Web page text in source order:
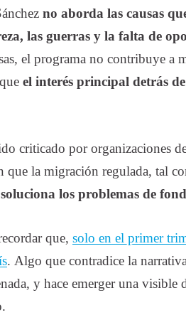
no aborda las causas
las guerras y la falta de
el programa no contribuye a
el interés principal detrás
criticado por organizaciones
que la migración regulada, tal
los problemas de
que, solo en el primer
. Algo que contradice la
y hace emerger una visible